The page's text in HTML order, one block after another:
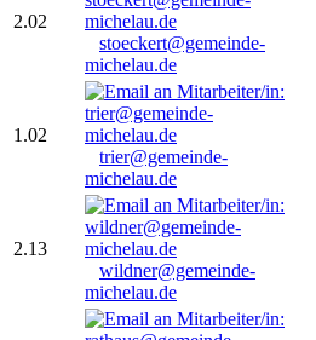
2.02
stoeckert@gemeinde-
michelau.de
1.02
trier@gemeinde-
michelau.de
2.13
wildner@gemeinde-
michelau.de